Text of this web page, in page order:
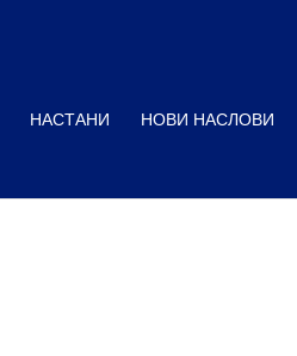
НАСТАНИ НОВИ НАСЛОВИ